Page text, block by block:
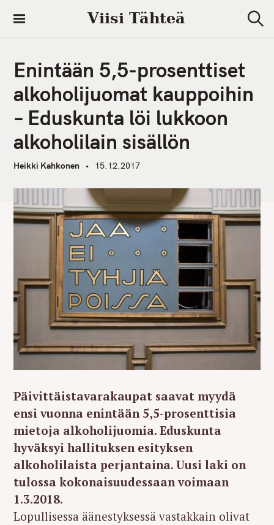
i
Viisi Tähteä
e
Enintään 5,5-prosenttiset
alkoholijuomat kauppoihin
– Eduskunta löi lukkoon
alkoholilain sisällön
Heikki Kahkonen 15.12.2017
Päivittäistavarakaupat saavat myydä
ensi vuonna enintään 5,5-prosenttisia
mietoja alkoholijuomia. Eduskunta
hyväksyi hallituksen esityksen
alkoholilaista perjantaina. Uusi laki on
tulossa kokonaisuudessaan voimaan
1.3.2018.
Lopullisessa äänestyksessä vastakkain olivat